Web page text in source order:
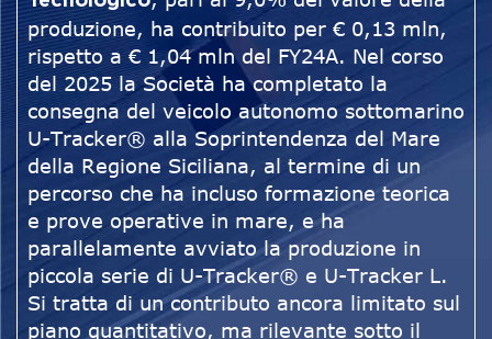
produzione, ha contribuito per € 0,13 mln,
rispetto a € 1,04 mln del FY24A. Nel corso
del 2025 la Società ha completato la
consegna del veicolo autonomo sottomarino
U-Tracker® alla Soprintendenza del Mare
della Regione Siciliana, al termine di un
percorso che ha incluso formazione teorica
e prove operative in mare, e ha
parallelamente avviato la produzione in
piccola serie di U-Tracker® e U-Tracker L.
Si tratta di un contributo ancora limitato sul
piano quantitativo, ma rilevante sotto il